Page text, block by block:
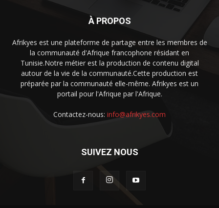
À PROPOS
Afrikyes est une plateforme de partage entre les membres de
la communauté d'Afrique francophone résidant en
Tunisie.Notre métier est la production de contenu digital
autour de la vie de la communauté.Cette production est
préparée par la communauté elle-même. Afrikyes est un
portail pour l'Afrique par l'Afrique.
Contactez-nous: info@afrikyes.com
SUIVEZ NOUS